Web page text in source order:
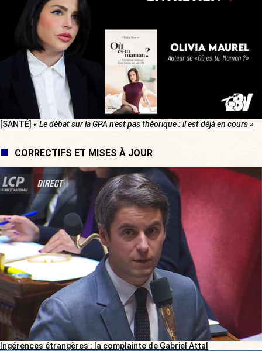
[SANTÉ] « Le débat sur la GPA n’est pas théorique : il est déjà en cours »
CORRECTIFS ET MISES À JOUR
Ingérences étrangères : la complainte de Gabriel Attal